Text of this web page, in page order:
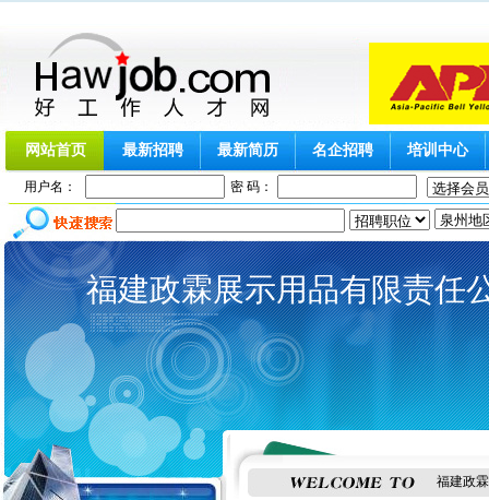
网站首页 最新招聘 最新简历 名企招聘 培训中心
用户名： 密 码：
福建政霖展示用品有限责任
福建政